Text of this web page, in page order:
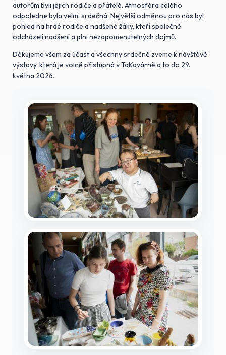
autorům byli jejich rodiče a přátelé. Atmosféra celého
odpoledne byla velmi srdečná. Největší odměnou pro nás byl
pohled na hrdé rodiče a nadšené žáky, kteří společně
odcházeli nadšení a plni nezapomenutelných dojmů.
Děkujeme všem za účast a všechny srdečně zveme k návštěvě
výstavy, která je volně přístupná v TaKavárně a to do 29.
května 2026.